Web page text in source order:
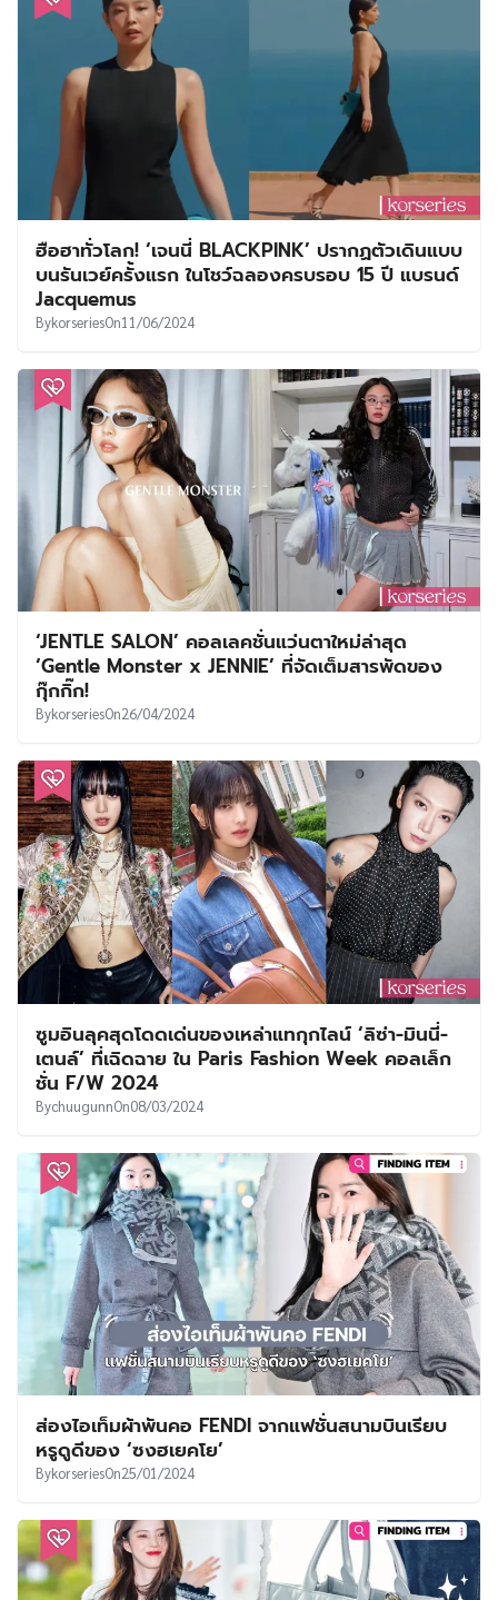
ฮือฮาทั่วโลก! ‘เจนนี่ BLACKPINK’ ปรากฏตัวเดินแบบ
บนรันเวย์ครั้งแรก ในโชว์ฉลองครบรอบ 15 ปี แบรนด์
Jacquemus
BykorseriesOn11/06/2024
‘JENTLE SALON’ คอลเลคชั่นแว่นตาใหม่ล่าสุด
‘Gentle Monster x JENNIE’ ที่จัดเต็มสารพัดของ
กุ๊กกิ๊ก!
BykorseriesOn26/04/2024
ซูมอินลุคสุดโดดเด่นของเหล่าแทกุกไลน์ ‘ลิซ่า-มินนี่-
เตนล์’ ที่เฉิดฉาย ใน Paris Fashion Week คอลเล็ก
ชั่น F/W 2024
BychuugunnOn08/03/2024
ส่องไอเท็มผ้าพันคอ FENDI จากแฟชั่นสนามบินเรียบ
หรูดูดีของ ‘ซงฮเยคโย’
BykorseriesOn25/01/2024